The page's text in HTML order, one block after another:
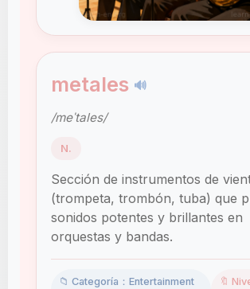
metales 🔊
/meˈtales/
N.
Sección de instrumentos de
(trompeta, trombón, tuba) que
sonidos potentes y brillantes en
orquestas y bandas.
📁 Categoría：Entertainment
🔖